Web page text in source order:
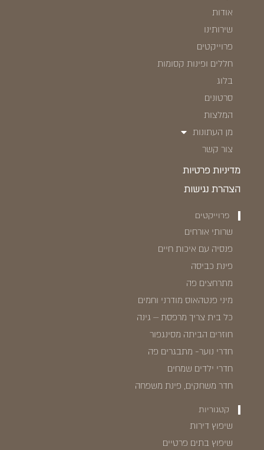
אודות
שירותינו
פרוייקטים
חללים ופינות קסומות
בלוג
סרטונים
המלצות
מן העתונות
צור קשר
מדיניות פרטיות
הצהרת נגישות
פרוייקטים
שרותי אורחים
פנסיה עם איכות חיים
פינת כביסה
מתרחצים פה
מיני פנטהאוס מודרני וחמים
כל בית צריך מרפסת – גינה
חוזרים הביתה מסינגפור
חדרי נוער- מתבגרים פה
חדרי ילדים שמחים
חדר משחקים, פינת משפחה
קטגוריות
שיפוץ דירות
שיפוץ בתים פרטיים